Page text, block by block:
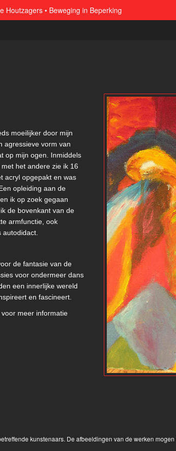
Houtzagers
Beweging in Beperking
moeilijker door mijn
agressieve vorm van
op mijn ogen. Inmiddels
het andere zie ik 16
acryl opgepakt en was
opleiding aan de
ik op zoek gegaan
de bovenkant van de
armfunctie, ook
de fantasie van de
voor ondermeer dans
een innerlijke wereld
en fascineert.
meer informatie
kunstenaars. De afbeeldingen van de werken